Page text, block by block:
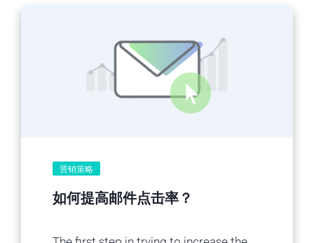
五封邮件！ 以下是我收到的五封邮件： 认
证信 欢迎信 确认订阅邮件 操作步骤 个人
账户管理 我完全可以想象他们的营销团队
在讨论为什么发送这 5 封邮件给新用户的
情景… “认证信是为了确认顾客订阅并不是
一时兴起。” “还需要向他们介绍一下我们
操作，发送一个操作步骤吧！” “再用一个
个人账户管理，让新订户惊艳一番！”...
营销策略
如何提高邮件点击率？